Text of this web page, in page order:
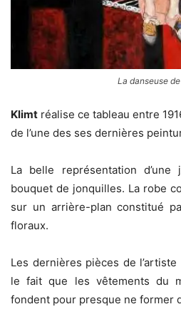
La danseuse
Klimt réalise ce tableau entre
de l’une des ses dernières
La belle représentation
bouquet de jonquilles. La robe
sur un arrière-plan constitué
floraux.
Les dernières pièces de
le fait que les vêtements du
fondent pour presque ne former